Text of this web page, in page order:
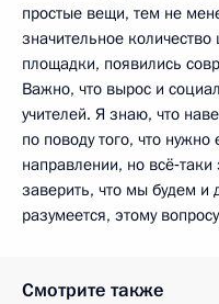
простые вещи, тем не
значительное
площадки, появились
Важно, что вырос и
учителей. Я знаю, что
по поводу того, что
направлении, но
заверить, что мы будем и
разумеется, этому
Смотрите также